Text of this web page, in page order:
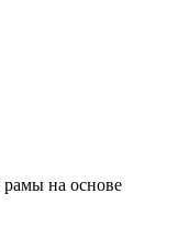
рамы на основе